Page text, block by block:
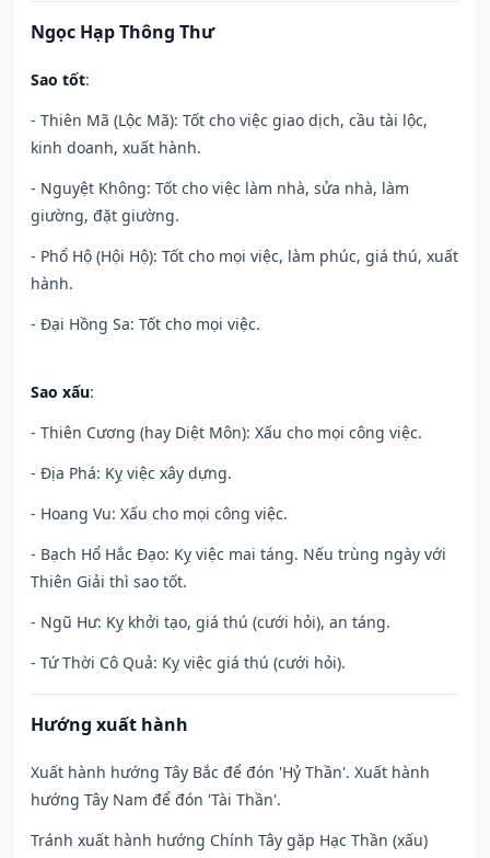
Ngọc Hạp Thông Thư
Sao tốt:
- Thiên Mã (Lộc Mã): Tốt cho việc giao dịch, cầu tài lộc,
kinh doanh, xuất hành.
- Nguyệt Không: Tốt cho việc làm nhà, sửa nhà, làm
giường, đặt giường.
- Phổ Hộ (Hội Hộ): Tốt cho mọi việc, làm phúc, giá thú, xuất
hành.
- Đại Hồng Sa: Tốt cho mọi việc.
Sao xấu:
- Thiên Cương (hay Diệt Môn): Xấu cho mọi công việc.
- Địa Phá: Kỵ việc xây dựng.
- Hoang Vu: Xấu cho mọi công việc.
- Bạch Hổ Hắc Đạo: Kỵ việc mai táng. Nếu trùng ngày với
Thiên Giải thì sao tốt.
- Ngũ Hư: Kỵ khởi tạo, giá thú (cưới hỏi), an táng.
- Tứ Thời Cô Quả: Kỵ việc giá thú (cưới hỏi).
Hướng xuất hành
Xuất hành hướng Tây Bắc để đón 'Hỷ Thần'. Xuất hành
hướng Tây Nam để đón 'Tài Thần'.
Tránh xuất hành hướng Chính Tây gặp Hạc Thần (xấu)